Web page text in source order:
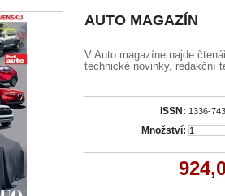
AUTO MAGAZÍN
V Auto magazíne najde
technické novinky, redakční
ISSN: 1336-
Množství: